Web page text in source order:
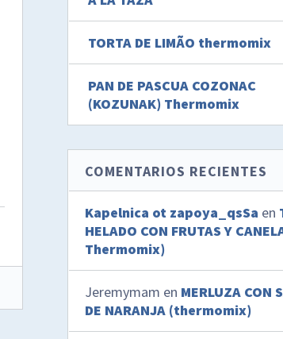
TORTA DE LIMÃO thermomix
PAN DE PASCUA COZONAC
(KOZUNAK) Thermomix
COMENTARIOS RECIENTES
Kapelnica ot zapoya_qsSa en
HELADO CON FRUTAS Y
Thermomix)
Jeremymam en MERLUZA CON
DE NARANJA (thermomix)